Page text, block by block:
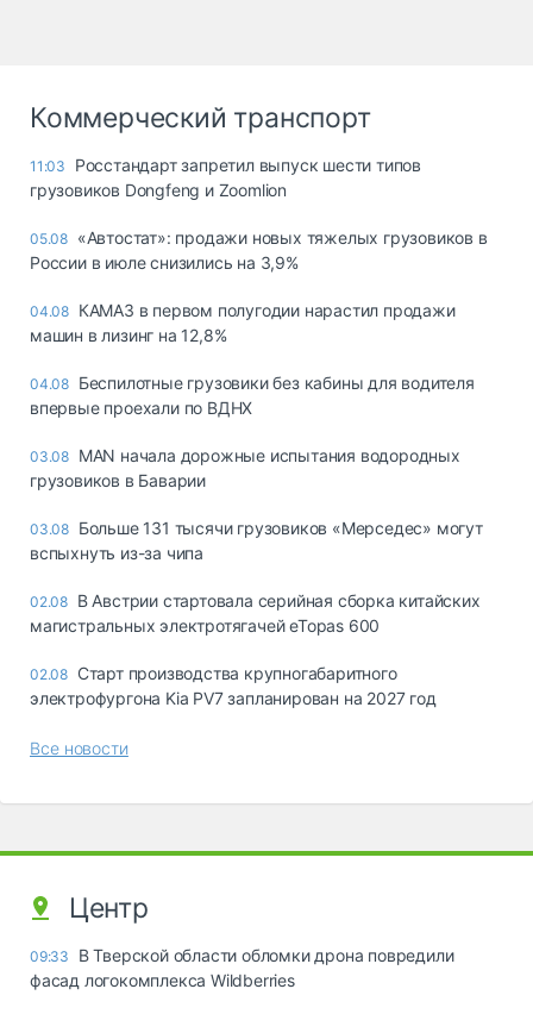
Коммерческий транспорт
11:03
Росстандарт запретил выпуск шести типов
грузовиков Dongfeng и Zoomlion
05.08 «Автостат»: продажи новых тяжелых грузовиков в
России в июле снизились на 3,9%
04.08 КАМАЗ в первом полугодии нарастил продажи
машин в лизинг на 12,8%
04.08 Беспилотные грузовики без кабины для водителя
впервые проехали по ВДНХ
03.08 MAN начала дорожные испытания водородных
грузовиков в Баварии
03.08 Больше 131 тысячи грузовиков «Мерседес» могут
вспыхнуть из-за чипа
02.08 В Австрии стартовала серийная сборка китайских
магистральных электротягачей eTopas 600
02.08 Старт производства крупногабаритного
электрофургона Kia PV7 запланирован на 2027 год
Все новости
Центр
09:33
В Тверской области обломки дрона повредили
фасад логокомплекса Wildberries